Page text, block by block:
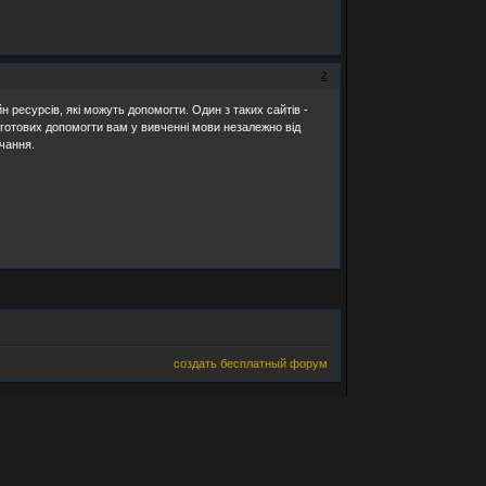
2
ресурсів, які можуть допомогти. Один з таких сайтів -
допомогти вам у вивченні мови незалежно від
создать бесплатный форум